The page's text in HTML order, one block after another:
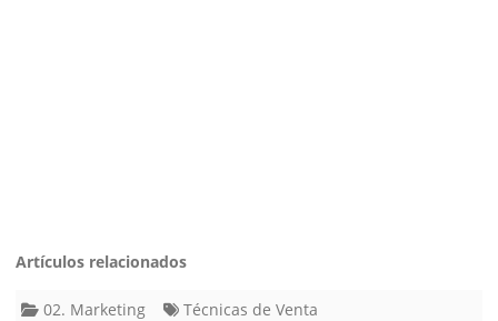
Artículos relacionados
02. Marketing Técnicas de Venta